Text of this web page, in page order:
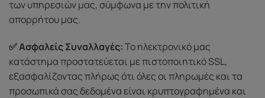
των υπηρεσιών μας, σύμφωνα με την πολιτική
απορρήτου μας.
✅ Ασφαλείς Συναλλαγές:Το ηλεκτρονικό μας
κατάστημα προστατεύεται με πιστοποιητικό SSL,
εξασφαλίζοντας πλήρως ότι όλες οι πληρωμές και τα
προσωπικά σας δεδομένα είναι κρυπτογραφημένα και